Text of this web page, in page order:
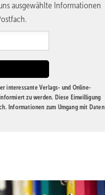
ausgewählte Informationen
interessante Verlags- und Online-
zu werden. Diese Einwilligung
Informationen zum Umgang mit Daten